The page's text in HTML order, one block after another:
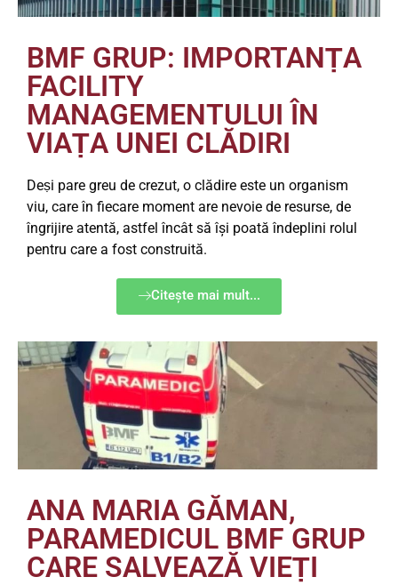
BMF GRUP: IMPORTANṬA
FACILITY
MANAGEMENTULUI ÎN
VIAṬA UNEI CLĂDIRI
Deṣi pare greu de crezut, o clădire este un organism
viu, care în fiecare moment are nevoie de resurse, de
îngrijire atentă, astfel încât să își poată îndeplini rolul
pentru care a fost construită.
Citește mai mult...
ANA MARIA GĂMAN,
PARAMEDICUL BMF GRUP
CARE SALVEAZĂ VIEṬI